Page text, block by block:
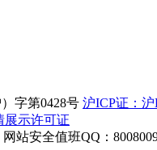
字第0428号 沪ICP证：沪
展示许可证
网站安全值班QQ：